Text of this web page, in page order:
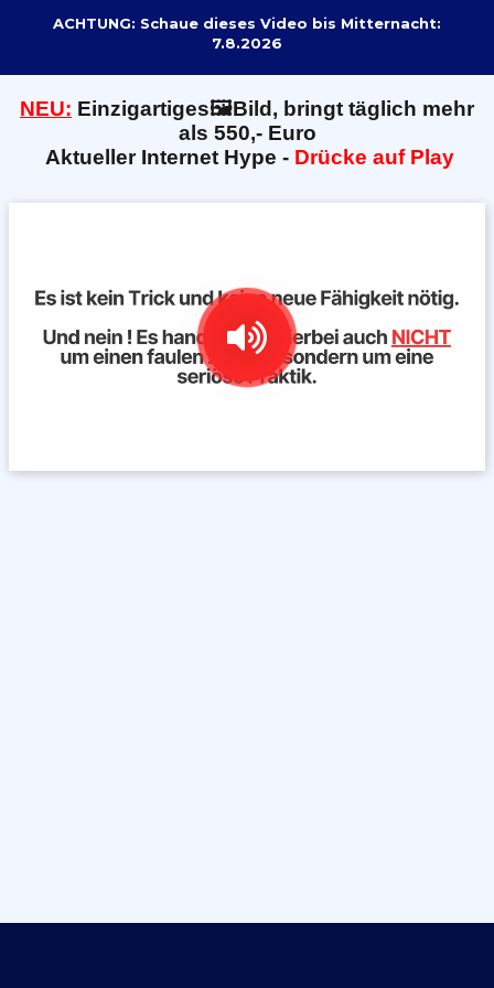
ACHTUNG: Schaue dieses Video bis Mitternacht:
7.8.2026
NEU: Einzigartiges🖼️Bild, bringt täglich mehr
als 550,- Euro
Aktueller Internet Hype - Drücke auf Play